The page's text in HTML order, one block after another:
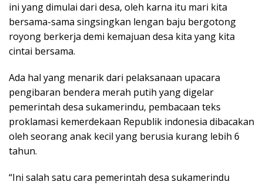
ini yang dimulai dari desa, oleh karna itu mari kita
bersama-sama singsingkan lengan baju bergotong
royong berkerja demi kemajuan desa kita yang kita
cintai bersama.
Ada hal yang menarik dari pelaksanaan upacara
pengibaran bendera merah putih yang digelar
pemerintah desa sukamerindu, pembacaan teks
proklamasi kemerdekaan Republik indonesia dibacakan
oleh seorang anak kecil yang berusia kurang lebih 6
tahun.
“Ini salah satu cara pemerintah desa sukamerindu